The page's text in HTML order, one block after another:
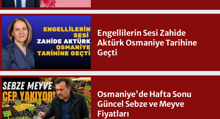
Engellilerin Sesi Zahide
Aktürk Osmaniye Tarihine
Geçti
Osmaniye'de Hafta Sonu
Güncel Sebze ve Meyve
Fiyatları